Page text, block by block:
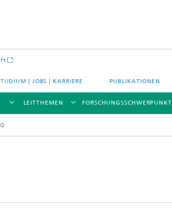
| JOBS | KARRIERE PUBLIKATIONEN
LEITTHEMEN